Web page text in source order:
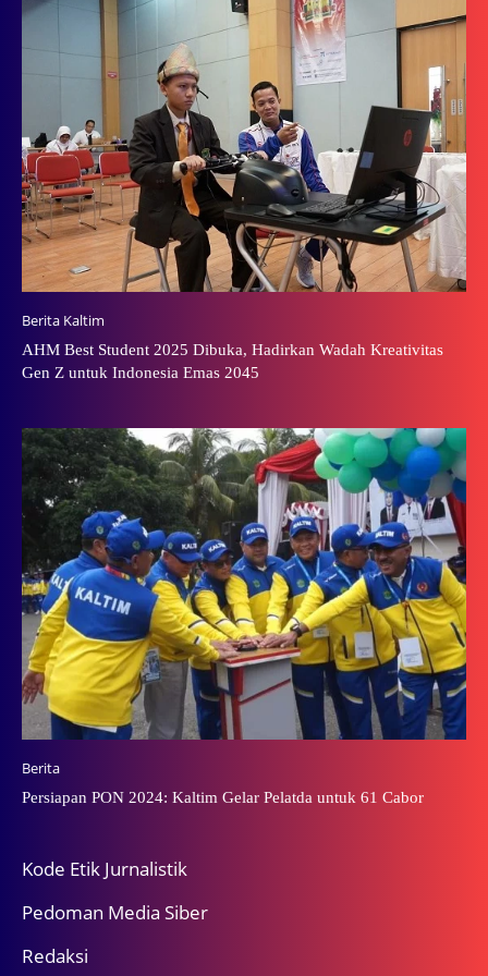
Berita Kaltim
AHM Best Student 2025 Dibuka, Hadirkan Wadah Kreativitas
Gen Z untuk Indonesia Emas 2045
Berita
Persiapan PON 2024: Kaltim Gelar Pelatda untuk 61 Cabor
Kode Etik Jurnalistik
Pedoman Media Siber
Redaksi